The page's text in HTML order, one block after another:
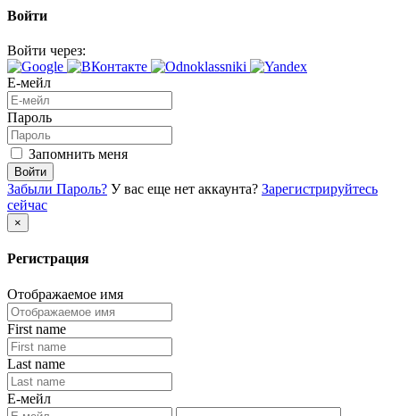
Войти
Войти через:
Е-мейл
Пароль
Запомнить меня
Войти
Забыли Пароль? У вас еще нет аккаунта? Зарегистрируйтесь
сейчас
×
Регистрация
Отображаемое имя
First name
Last name
Е-мейл